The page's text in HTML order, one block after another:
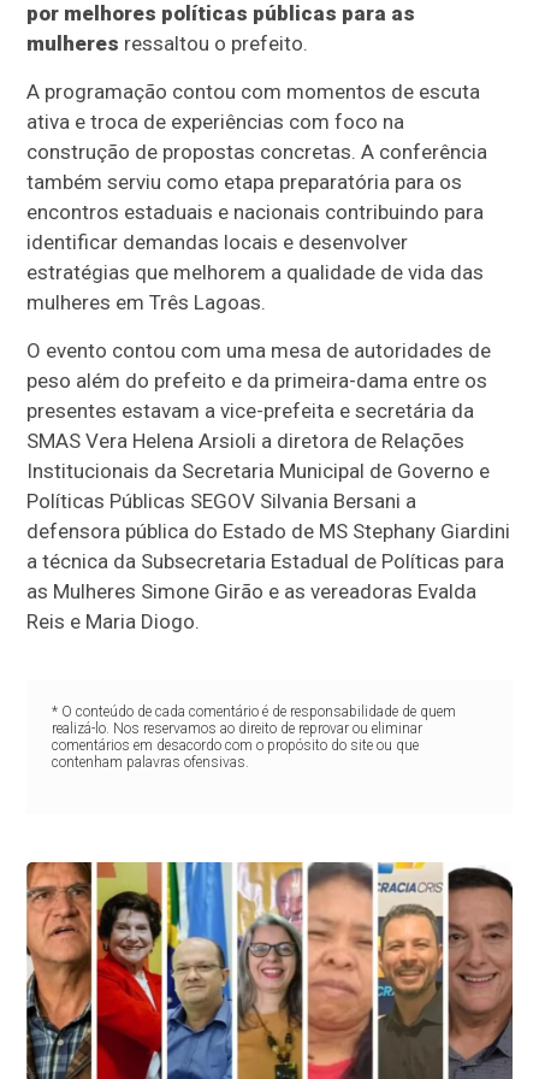
por melhores políticas públicas para as
mulheres ressaltou o prefeito.
A programação contou com momentos de escuta
ativa e troca de experiências com foco na
construção de propostas concretas. A conferência
também serviu como etapa preparatória para os
encontros estaduais e nacionais contribuindo para
identificar demandas locais e desenvolver
estratégias que melhorem a qualidade de vida das
mulheres em Três Lagoas.
O evento contou com uma mesa de autoridades de
peso além do prefeito e da primeira-dama entre os
presentes estavam a vice-prefeita e secretária da
SMAS Vera Helena Arsioli a diretora de Relações
Institucionais da Secretaria Municipal de Governo e
Políticas Públicas SEGOV Silvania Bersani a
defensora pública do Estado de MS Stephany Giardini
a técnica da Subsecretaria Estadual de Políticas para
as Mulheres Simone Girão e as vereadoras Evalda
Reis e Maria Diogo.
* O conteúdo de cada comentário é de responsabilidade de quem
realizá-lo. Nos reservamos ao direito de reprovar ou eliminar
comentários em desacordo com o propósito do site ou que
contenham palavras ofensivas.